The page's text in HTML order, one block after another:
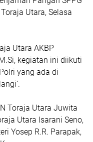
Utara, Selasa
Utara AKBP
kegiatan ini diikuti
yang ada di
Toraja Utara Juwita
Utara Isarani Seno,
Yosep R.R. Parapak,